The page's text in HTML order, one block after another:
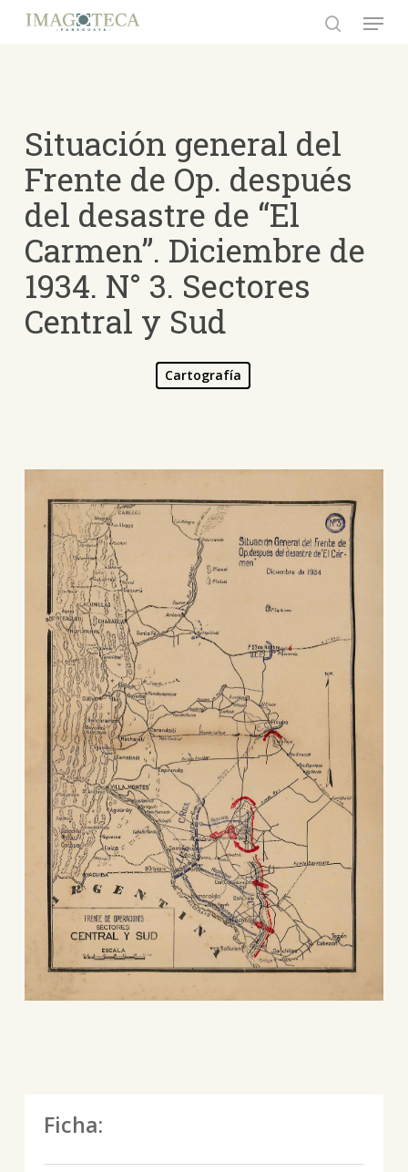
Menu
Situación general del
Frente de Op. después
del desastre de “El
Carmen”. Diciembre de
1934. N° 3. Sectores
Central y Sud
Cartografía
Ficha: